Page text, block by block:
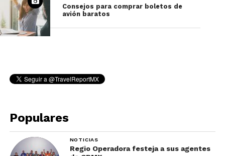
Consejos para comprar boletos de
avión baratos
Populares
NOTICIAS
Regio Operadora festeja a sus agentes